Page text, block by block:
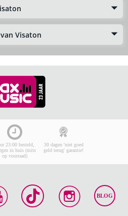
Visaton
23:00 besteld,
in huis (mits
op voorraad)
30 dagen 'niet goed
geld terug' garantie!
BLOG